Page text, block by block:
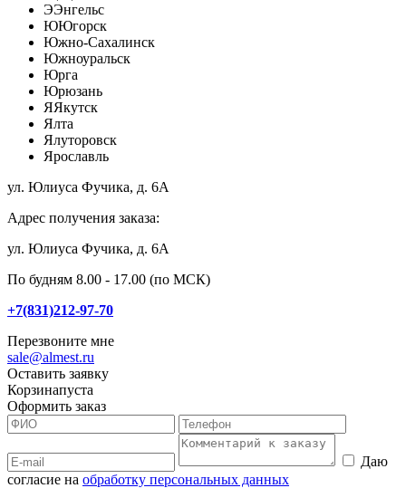
ЭЭнгельс
ЮЮгорск
Южно-Сахалинск
Южноуральск
Юрга
Юрюзань
ЯЯкутск
Ялта
Ялуторовск
Ярославль
ул. Юлиуса Фучика, д. 6А
Адрес получения заказа:
ул. Юлиуса Фучика, д. 6А
По будням 8.00 - 17.00 (по МСК)
+7(831)212-97-70
Перезвоните мне
sale@almest.ru
Оставить заявку
Корзинапуста
Оформить заказ
Даю
согласие на обработку персональных данных